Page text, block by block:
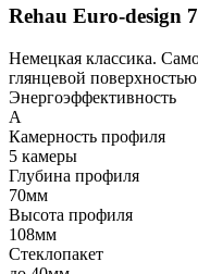
Rehau Euro-design
Немецкая классика.
глянцевой
Энергоэффективность
A
Камерность профиля
5 камеры
Глубина профиля
70мм
Высота профиля
108мм
Стеклопакет